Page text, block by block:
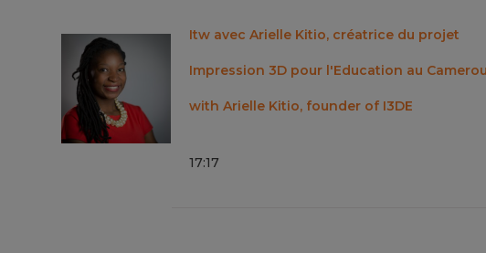
Itw avec Arielle Kitio, créatrice du projet
Impression 3D pour l'Education au
with Arielle Kitio, founder of I3DE
17:17